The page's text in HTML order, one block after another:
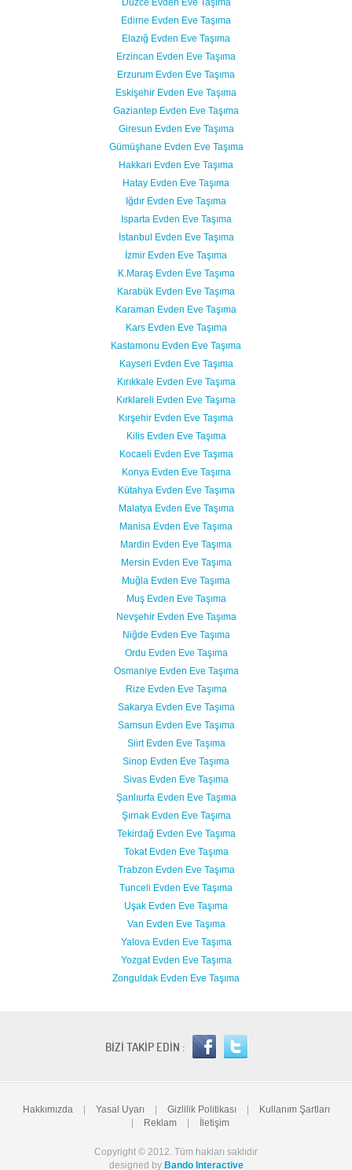
Düzce Evden Eve Taşıma
Edirne Evden Eve Taşıma
Elazığ Evden Eve Taşıma
Erzincan Evden Eve Taşıma
Erzurum Evden Eve Taşıma
Eskişehir Evden Eve Taşıma
Gaziantep Evden Eve Taşıma
Giresun Evden Eve Taşıma
Gümüşhane Evden Eve Taşıma
Hakkari Evden Eve Taşıma
Hatay Evden Eve Taşıma
Iğdır Evden Eve Taşıma
Isparta Evden Eve Taşıma
İstanbul Evden Eve Taşıma
İzmir Evden Eve Taşıma
K.Maraş Evden Eve Taşıma
Karabük Evden Eve Taşıma
Karaman Evden Eve Taşıma
Kars Evden Eve Taşıma
Kastamonu Evden Eve Taşıma
Kayseri Evden Eve Taşıma
Kırıkkale Evden Eve Taşıma
Kırklareli Evden Eve Taşıma
Kırşehir Evden Eve Taşıma
Kilis Evden Eve Taşıma
Kocaeli Evden Eve Taşıma
Konya Evden Eve Taşıma
Kütahya Evden Eve Taşıma
Malatya Evden Eve Taşıma
Manisa Evden Eve Taşıma
Mardin Evden Eve Taşıma
Mersin Evden Eve Taşıma
Muğla Evden Eve Taşıma
Muş Evden Eve Taşıma
Nevşehir Evden Eve Taşıma
Niğde Evden Eve Taşıma
Ordu Evden Eve Taşıma
Osmaniye Evden Eve Taşıma
Rize Evden Eve Taşıma
Sakarya Evden Eve Taşıma
Samsun Evden Eve Taşıma
Siirt Evden Eve Taşıma
Sinop Evden Eve Taşıma
Sivas Evden Eve Taşıma
Şanlıurfa Evden Eve Taşıma
Şırnak Evden Eve Taşıma
Tekirdağ Evden Eve Taşıma
Tokat Evden Eve Taşıma
Trabzon Evden Eve Taşıma
Tunceli Evden Eve Taşıma
Uşak Evden Eve Taşıma
Van Evden Eve Taşıma
Yalova Evden Eve Taşıma
Yozgat Evden Eve Taşıma
Zonguldak Evden Eve Taşıma
BİZİ TAKİP EDİN :
Hakkımızda | Yasal Uyarı | Gizlilik Politikası |
Kullanım Şartları
|
Reklam | İletişim
Copyright © 2012. Tüm hakları saklıdır
designed by Bando Interactive